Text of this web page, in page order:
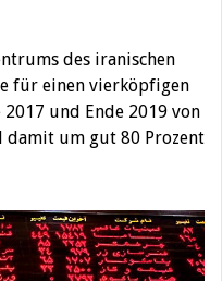
des iranischen
für einen vierköpfigen
und Ende 2019 von
damit um gut 80 Prozent